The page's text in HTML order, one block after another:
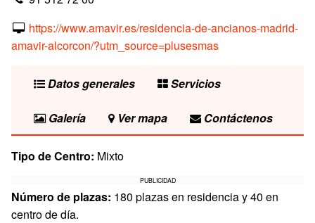
https://www.amavir.es/residencia-de-ancianos-madrid-
amavir-alcorcon/?utm_source=plusesmas
Datos generales Servicios
Galería Ver mapa Contáctenos
Tipo de Centro: Mixto
PUBLICIDAD
Número de plazas: 180 plazas en residencia y 40 en
centro de día.